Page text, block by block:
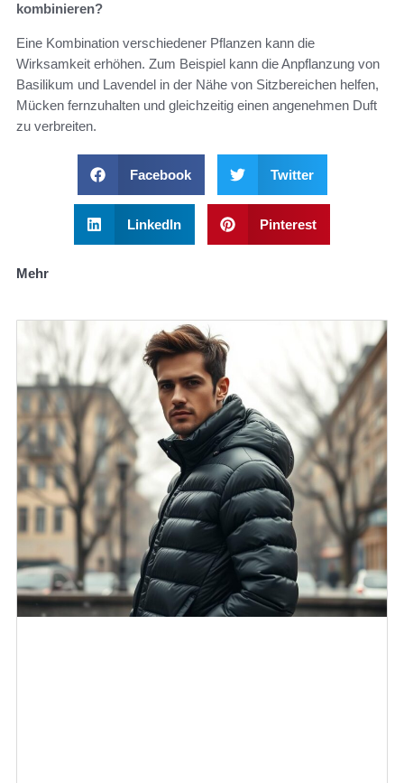
kombinieren?
Eine Kombination verschiedener Pflanzen kann die
Wirksamkeit erhöhen. Zum Beispiel kann die Anpflanzung von
Basilikum und Lavendel in der Nähe von Sitzbereichen helfen,
Mücken fernzuhalten und gleichzeitig einen angenehmen Duft
zu verbreiten.
Facebook Twitter
LinkedIn Pinterest
Mehr